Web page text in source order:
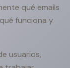
qué emails
funciona y
usuarios,